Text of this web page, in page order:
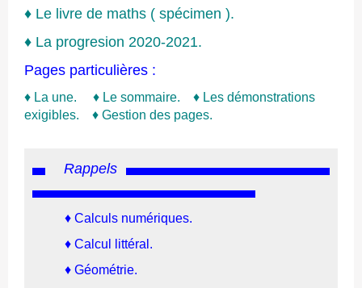
♦ Le livre de maths ( spécimen ).
♦ La progresion 2020-2021.
Pages particulières :
♦ La une. ♦ Le sommaire. ♦ Les démonstrations
exigibles. ♦ Gestion des pages.
Rappels
♦ Calculs numériques.
♦ Calcul littéral.
♦ Géométrie.